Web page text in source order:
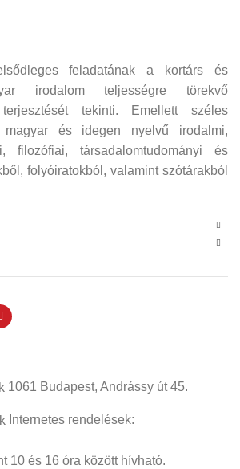
feladatának a kortárs és
irodalom teljességre törekvő
tekinti. Emellett széles
magyar és idegen nyelvű irodalmi,
filozófiai, társadalomtudományi és
folyóiratokból, valamint szótárakból
1061 Budapest, Andrássy út 45.
Internetes rendelések:
10 és 16 óra között hívható.